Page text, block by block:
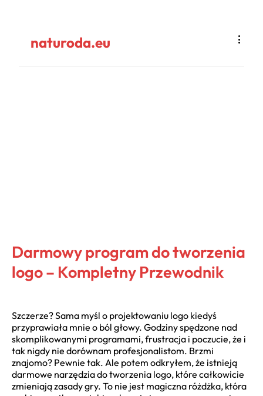
naturoda.eu
Darmowy program do tworzenia
logo – Kompletny Przewodnik
Szczerze? Sama myśl o projektowaniu logo kiedyś
przyprawiała mnie o ból głowy. Godziny spędzone nad
skomplikowanymi programami, frustracja i poczucie, że i
tak nigdy nie dorównam profesjonalistom. Brzmi
znajomo? Pewnie tak. Ale potem odkryłem, że istnieją
darmowe narzędzia do tworzenia logo, które całkowicie
zmieniają zasady gry. To nie jest magiczna różdżka, która